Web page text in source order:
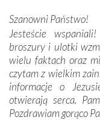
budowniczych.
Podążyliśmy też
dos Santos oraz
Modliliśmy się
Krzyżową w ich
domy, w których żyli.
Szanowni Państwo!
Jesteście
broszury i ulotki
wielu faktach oraz
czytam z wielkim
informacje o
otwierają serca.
Pozdrawiam gorąco